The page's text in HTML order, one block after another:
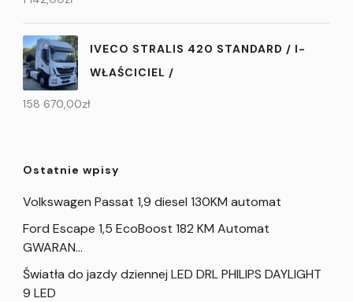
IVECO STRALIS 420 STANDARD / I-
WŁAŚCICIEL /
158 670,00zł
Ostatnie wpisy
Volkswagen Passat 1,9 diesel 130KM automat
Ford Escape 1,5 EcoBoost 182 KM Automat
GWARAN…
Światła do jazdy dziennej LED DRL PHILIPS DAYLIGHT
9 LED